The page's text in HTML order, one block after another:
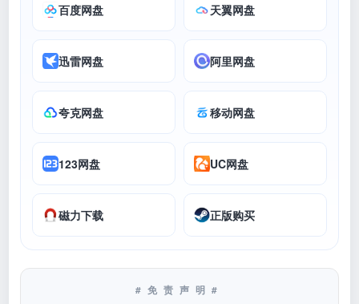
百度网盘 天翼网盘
迅雷网盘 阿里网盘
夸克网盘 移动网盘
123网盘 UC网盘
磁力下载 正版购买
#免责声明#